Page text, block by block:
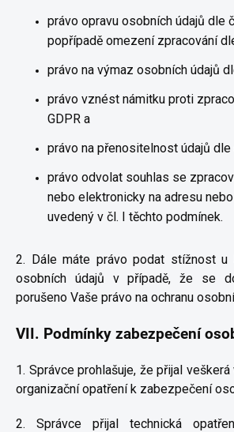
právo opravu osobních údajů dle
popřípadě omezení zpracování
právo na výmaz osobních údajů
právo vznést námitku proti
GDPR a
právo na přenositelnost údajů dle
právo odvolat souhlas se
nebo elektronicky na adresu
uvedený v čl. I těchto podmínek.
2. Dále máte právo podat stížnost u
osobních údajů v případě, že se
porušeno Vaše právo na ochranu
VII. Podmínky zabezpečení
1. Správce prohlašuje, že přijal
organizační opatření k zabezpečení
2. Správce přijal technická